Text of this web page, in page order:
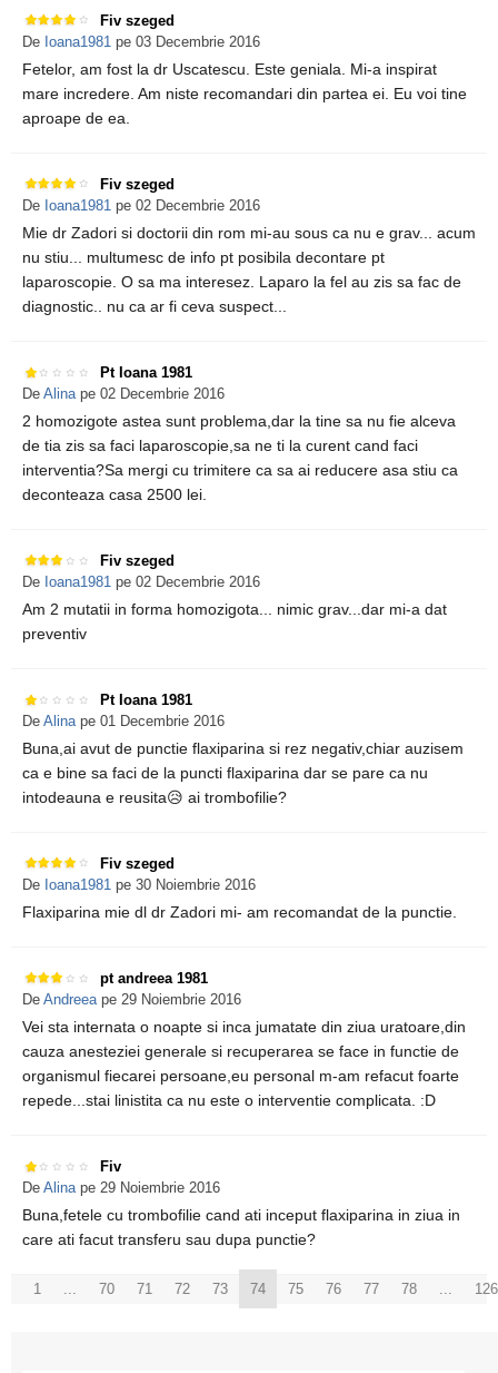
Fiv szeged
De Ioana1981 pe 03 Decembrie 2016
Fetelor, am fost la dr Uscatescu. Este geniala. Mi-a inspirat
mare incredere. Am niste recomandari din partea ei. Eu voi tine
aproape de ea.
Fiv szeged
De Ioana1981 pe 02 Decembrie 2016
Mie dr Zadori si doctorii din rom mi-au sous ca nu e grav... acum
nu stiu... multumesc de info pt posibila decontare pt
laparoscopie. O sa ma interesez. Laparo la fel au zis sa fac de
diagnostic.. nu ca ar fi ceva suspect...
Pt Ioana 1981
De Alinape 02 Decembrie 2016
2 homozigote astea sunt problema,dar la tine sa nu fie alceva
de tia zis sa faci laparoscopie,sa ne ti la curent cand faci
interventia?Sa mergi cu trimitere ca sa ai reducere asa stiu ca
deconteaza casa 2500 lei.
Fiv szeged
De Ioana1981 pe 02 Decembrie 2016
Am 2 mutatii in forma homozigota... nimic grav...dar mi-a dat
preventiv
Pt Ioana 1981
De Alinape 01 Decembrie 2016
Buna,ai avut de punctie flaxiparina si rez negativ,chiar auzisem
ca e bine sa faci de la puncti flaxiparina dar se pare ca nu
intodeauna e reusita😥 ai trombofilie?
Fiv szeged
De Ioana1981 pe 30 Noiembrie 2016
Flaxiparina mie dl dr Zadori mi- am recomandat de la punctie.
pt andreea 1981
De Andreeape 29 Noiembrie 2016
Vei sta internata o noapte si inca jumatate din ziua uratoare,din
cauza anesteziei generale si recuperarea se face in functie de
organismul fiecarei persoane,eu personal m-am refacut foarte
repede...stai linistita ca nu este o interventie complicata. :D
Fiv
De Alinape 29 Noiembrie 2016
Buna,fetele cu trombofilie cand ati inceput flaxiparina in ziua in
care ati facut transferu sau dupa punctie?
1 ... 70 71 72 73 74 75 76 77 78 ... 126